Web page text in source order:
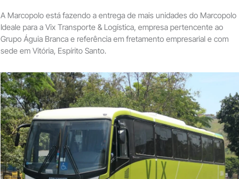
A Marcopolo está fazendo a entrega de mais unidades do Marcopolo
Ideale para a Vix Transporte & Logística, empresa pertencente ao
Grupo Águia Branca e referência em fretamento empresarial e com
sede em Vitória, Espírito Santo.